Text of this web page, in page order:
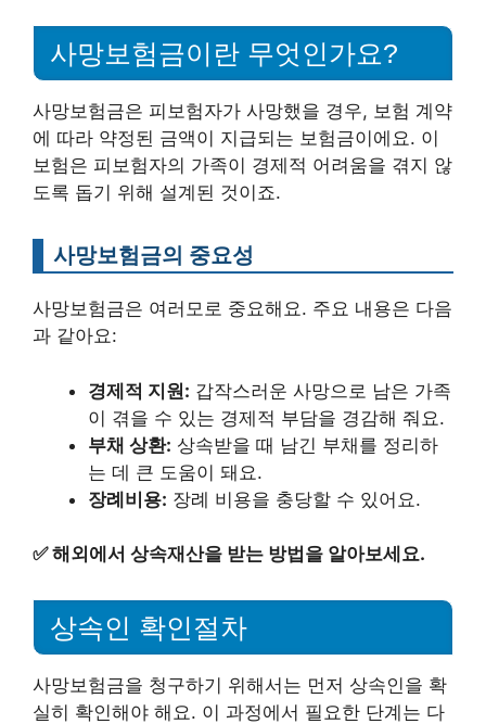
사망보험금이란 무엇인가요?
사망보험금은 피보험자가 사망했을 경우, 보험 계약
에 따라 약정된 금액이 지급되는 보험금이에요. 이
보험은 피보험자의 가족이 경제적 어려움을 겪지 않
도록 돕기 위해 설계된 것이죠.
사망보험금의 중요성
사망보험금은 여러모로 중요해요. 주요 내용은 다음
과 같아요:
경제적 지원: 갑작스러운 사망으로 남은 가족
이 겪을 수 있는 경제적 부담을 경감해 줘요.
부채 상환: 상속받을 때 남긴 부채를 정리하
는 데 큰 도움이 돼요.
장례비용: 장례 비용을 충당할 수 있어요.
✅해외에서 상속재산을 받는 방법을 알아보세요.
상속인 확인절차
사망보험금을 청구하기 위해서는 먼저 상속인을 확
실히 확인해야 해요. 이 과정에서 필요한 단계는 다